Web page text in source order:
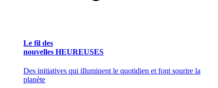
Le fil des
nouvelles HEUREUSES
Des initiatives qui illuminent le quotidien et font sourire la
planète